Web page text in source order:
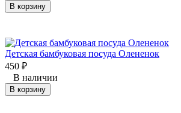
В корзину
Детская бамбуковая посуда Олененок
450 ₽
В наличии
В корзину